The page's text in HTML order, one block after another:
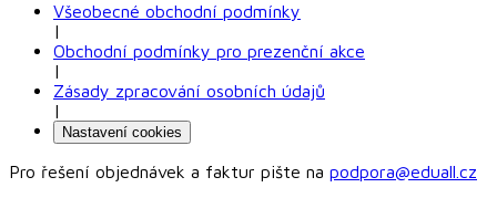
Všeobecné obchodní podmínky
|
Obchodní podmínky pro prezenční akce
|
Zásady zpracování osobních údajů
|
Nastavení cookies
Pro řešení objednávek a faktur pište na podpora@eduall.cz